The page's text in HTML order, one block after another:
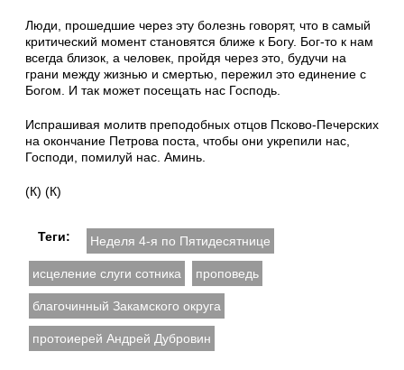
Люди, прошедшие через эту болезнь говорят, что в самый
критический момент становятся ближе к Богу. Бог-то к нам
всегда близок, а человек, пройдя через это, будучи на
грани между жизнью и смертью, пережил это единение с
Богом. И так может посещать нас Господь.
Испрашивая молитв преподобных отцов Псково-Печерских
на окончание Петрова поста, чтобы они укрепили нас,
Господи, помилуй нас. Аминь.
(К) (К)
Теги: Неделя 4-я по Пятидесятнице
исцеление слуги сотника проповедь
благочинный Закамского округа
протоиерей Андрей Дубровин